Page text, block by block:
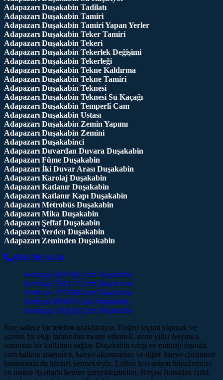
Adapazarı Duşakabin Tadilatı
Adapazarı Duşakabin Tamiri
Adapazarı Duşakabin Tamiri Yapan Yerler
Adapazarı Duşakabin Teker Tamiri
Adapazarı Duşakabin Tekeri
Adapazarı Duşakabin Tekerlek Değişimi
Adapazarı Duşakabin Tekerleği
Adapazarı Duşakabin Tekne Kaldırma
Adapazarı Duşakabin Tekne Tamiri
Adapazarı Duşakabin Teknesi
Adapazarı Duşakabin Teknesi Su Kaçağı
Adapazarı Duşakabin Temperli Cam
Adapazarı Duşakabin Ustası
Adapazarı Duşakabin Zemin Yapımı
Adapazarı Duşakabin Zemini
Adapazarı Duşakabinci
Adapazarı Duvardan Duvara Duşakabin
Adapazarı Füme Duşakabin
Adapazarı İki Duvar Arası Duşakabin
Adapazarı Karolaj Duşakabin
Adapazarı Katlanır Duşakabin
Adapazarı Katlanır Kapı Duşakabin
Adapazarı Metrobüs Duşakabin
Adapazarı Mika Duşakabin
Adapazarı Şeffaf Duşakabin
Adapazarı Yerden Duşakabin
Adapazarı Zeminden Duşakabin
0543 501 54 34
Serdivan 60X100 Cam Duşakabin
Serdivan 70X125 Cam Duşakabin
Serdivan 105X80 Cam Duşakabin
Serdivan 80X65 Cam Duşakabin
Serdivan 110X60 Cam Duşakabin
Size sadece bir telefon uzaklıktayız. Doğru seçimi yapmak ve
uzman bir ekip tarafından monte ettirmek, uzun yıllar boyunca
sorunsuz bir kullanım sağlar. Duşakabin satışı ve montajı dışında,
cam balkon sistemleri, banyo aksesuarları ve diğer banyo çözümleri
konusunda da hizmet vermekteyiz. Lütfen bizi arayın hayallerinizi
en makul fiyatlarla hemen gerçekleştirelim. Birçok firmadan farklı